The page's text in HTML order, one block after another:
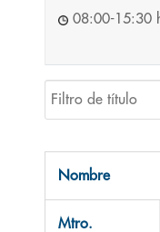
08:00-15:30
Filtro de título
Nombre
Mtro.